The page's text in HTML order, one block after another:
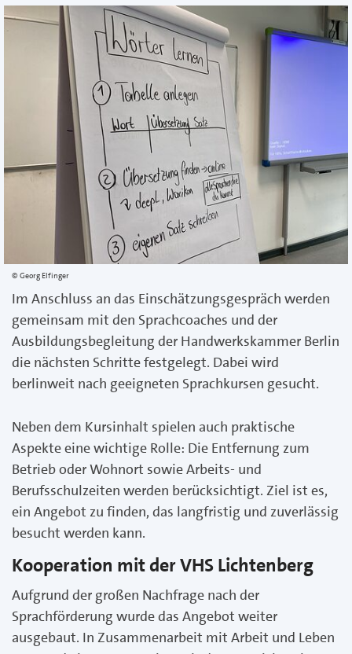
Georg Elfinger
Im Anschluss an das Einschätzungsgespräch werden
gemeinsam mit den Sprachcoaches und der
Ausbildungsbegleitung der Handwerkskammer Berlin
die nächsten Schritte festgelegt. Dabei wird
berlinweit nach geeigneten Sprachkursen gesucht.
Neben dem Kursinhalt spielen auch praktische
Aspekte eine wichtige Rolle: Die Entfernung zum
Betrieb oder Wohnort sowie Arbeits- und
Berufsschulzeiten werden berücksichtigt. Ziel ist es,
ein Angebot zu finden, das langfristig und zuverlässig
besucht werden kann.
Kooperation mit der VHS Lichtenberg
Aufgrund der großen Nachfrage nach der
Sprachförderung wurde das Angebot weiter
ausgebaut. In Zusammenarbeit mit Arbeit und Leben